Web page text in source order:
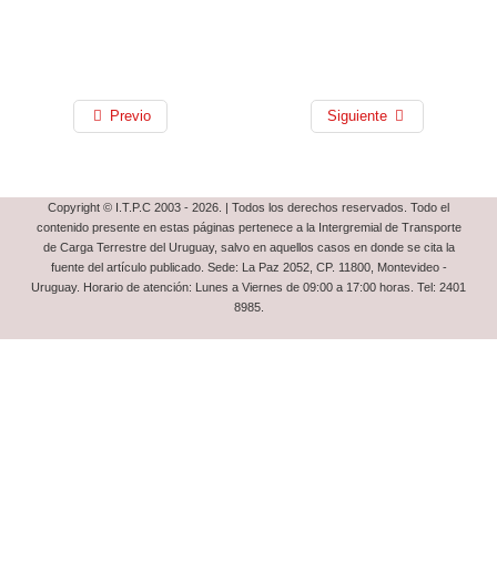
Previo Siguiente
Copyright © I.T.P.C 2003 - 2026. | Todos los derechos reservados. Todo el
contenido presente en estas páginas pertenece a la Intergremial de Transporte
de Carga Terrestre del Uruguay, salvo en aquellos casos en donde se cita la
fuente del artículo publicado. Sede: La Paz 2052, CP. 11800, Montevideo -
Uruguay. Horario de atención: Lunes a Viernes de 09:00 a 17:00 horas. Tel: 2401
8985.